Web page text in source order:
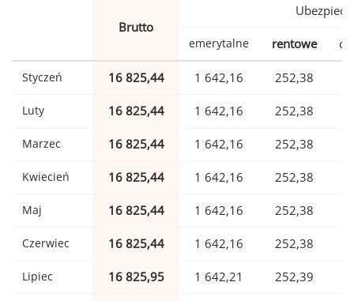
Brutto
emerytalne rentowe
Styczeń 16 825,44 1 642,16 252,38
Luty 16 825,44 1 642,16 252,38
Marzec 16 825,44 1 642,16 252,38
Kwiecień 16 825,44 1 642,16 252,38
Maj 16 825,44 1 642,16 252,38
Czerwiec 16 825,44 1 642,16 252,38
Lipiec 16 825,95 1 642,21 252,39